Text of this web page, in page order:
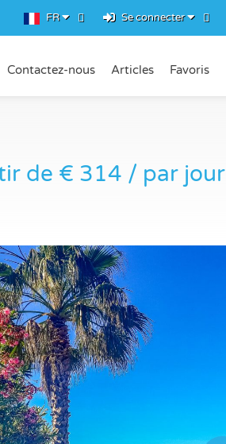
FR Se connecter
Contactez-nous Articles Favoris
de € 314 / par jour